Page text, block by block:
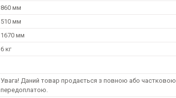
860 мм
510 мм
1670 мм
6 кг
Увага! Даний товар продається з повною або частковою
передоплатою.